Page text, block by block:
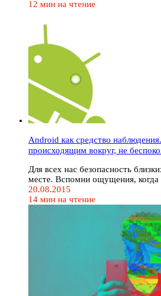
12 мин на чтение
Android как средство
происходящим вокруг, не
Для всех нас безопасность
месте. Вспомни ощущения,
20.08.2015
14 мин на чтение